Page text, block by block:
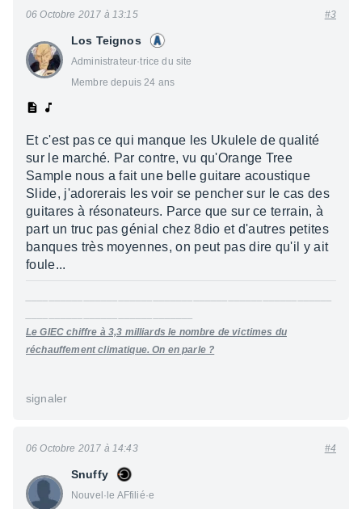
Los Teignos
Administrateur·trice du site
Membre depuis 24 ans
06 Octobre 2017 à 13:15 #3
Et c'est pas ce qui manque les Ukulele de qualité
sur le marché. Par contre, vu qu'Orange Tree
Sample nous a fait une belle guitare acoustique
Slide, j'adorerais les voir se pencher sur le cas des
guitares à résonateurs. Parce que sur ce terrain, à
part un truc pas génial chez 8dio et d'autres petites
banques très moyennes, on peut pas dire qu'il y ait
foule...
Le GIEC chiffre à 3,3 milliards le nombre de victimes du
réchauffement climatique. On en parle ?
signaler
Snuffy
Nouvel·le AFfilié·e
06 Octobre 2017 à 14:43 #4